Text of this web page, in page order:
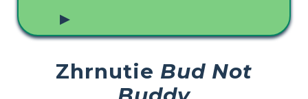
▶
Zhrnutie Bud Not